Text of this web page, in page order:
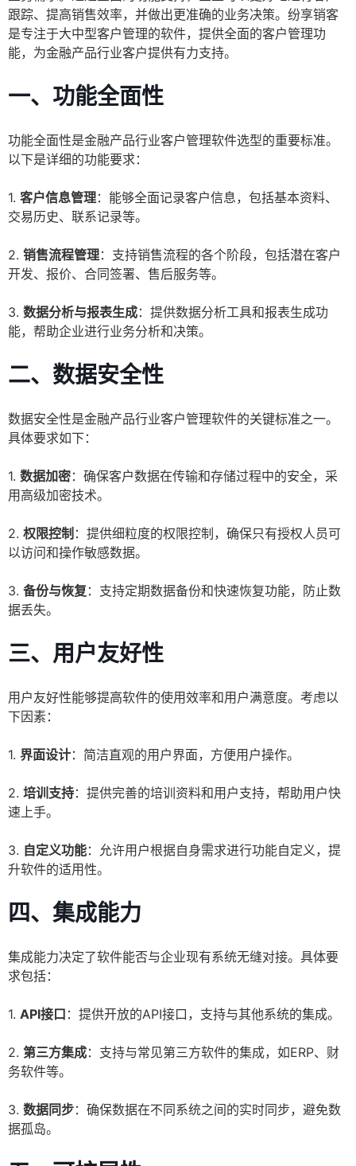
跟踪、提高销售效率，并做出更准确的业务决策。纷享销客
是专注于大中型客户管理的软件，提供全面的客户管理功
能，为金融产品行业客户提供有力支持。
一、功能全面性
功能全面性是金融产品行业客户管理软件选型的重要标准。
以下是详细的功能要求：
1. 客户信息管理：能够全面记录客户信息，包括基本资料、
交易历史、联系记录等。
2. 销售流程管理：支持销售流程的各个阶段，包括潜在客户
开发、报价、合同签署、售后服务等。
3. 数据分析与报表生成：提供数据分析工具和报表生成功
能，帮助企业进行业务分析和决策。
二、数据安全性
数据安全性是金融产品行业客户管理软件的关键标准之一。
具体要求如下：
1. 数据加密：确保客户数据在传输和存储过程中的安全，采
用高级加密技术。
2. 权限控制 ：提供细粒度的权限控制，确保只有授权人员可
以访问和操作敏感数据。
3. 备份与恢复 ：支持定期数据备份和快速恢复功能，防止数
据丢失。
三、用户友好性
用户友好性能够提高软件的使用效率和用户满意度。考虑以
下因素：
1. 界面设计：简洁直观的用户界面，方便用户操作。
2. 培训支持：提供完善的培训资料和用户支持，帮助用户快
速上手。
3. 自定义功能：允许用户根据自身需求进行功能自定义，提
升软件的适用性。
四、集成能力
集成能力决定了软件能否与企业现有系统无缝对接。具体要
求包括：
1. API接口 ：提供开放的API接口，支持与其他系统的集成。
2. 第三方集成：支持与常见第三方软件的集成，如ERP、财
务软件等。
3. 数据同步：确保数据在不同系统之间的实时同步，避免数
据孤岛。